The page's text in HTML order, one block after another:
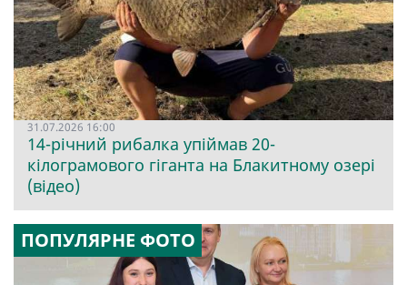
31.07.2026 16:00
14-річний рибалка упіймав 20-
кілограмового гіганта на Блакитному озері
(відео)
ПОПУЛЯРНЕ ФОТО